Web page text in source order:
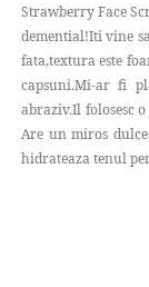
Strawberry Face
demential!Iti vine
fata,textura este
capsuni.Mi-ar fi
abraziv.Il folosesc
Are un miros
hidrateaza tenul